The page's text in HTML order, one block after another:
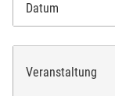
Datum
Veranstaltung